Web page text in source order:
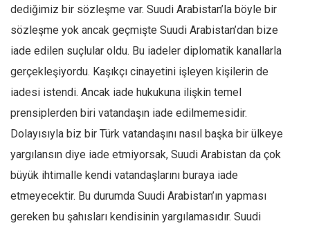
dediğimiz bir sözleşme var. Suudi Arabistan’la böyle bir
sözleşme yok ancak geçmişte Suudi Arabistan’dan bize
iade edilen suçlular oldu. Bu iadeler diplomatik kanallarla
gerçekleşiyordu. Kaşıkçı cinayetini işleyen kişilerin de
iadesi istendi. Ancak iade hukukuna ilişkin temel
prensiplerden biri vatandaşın iade edilmemesidir.
Dolayısıyla biz bir Türk vatandaşını nasıl başka bir ülkeye
yargılansın diye iade etmiyorsak, Suudi Arabistan da çok
büyük ihtimalle kendi vatandaşlarını buraya iade
etmeyecektir. Bu durumda Suudi Arabistan’ın yapması
gereken bu şahısları kendisinin yargılamasıdır. Suudi